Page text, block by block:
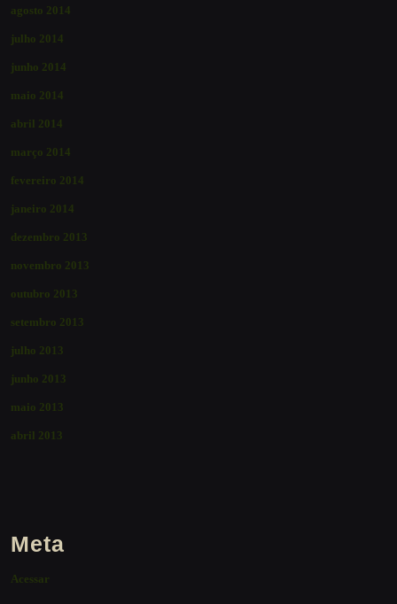
agosto 2014
julho 2014
junho 2014
maio 2014
abril 2014
março 2014
fevereiro 2014
janeiro 2014
dezembro 2013
novembro 2013
outubro 2013
setembro 2013
julho 2013
junho 2013
maio 2013
abril 2013
Meta
Acessar